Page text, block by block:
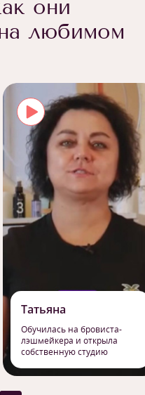
они
любимом
Татьяна
Обучилась на бровиста-
лэшмейкера и открыла
собственную студию